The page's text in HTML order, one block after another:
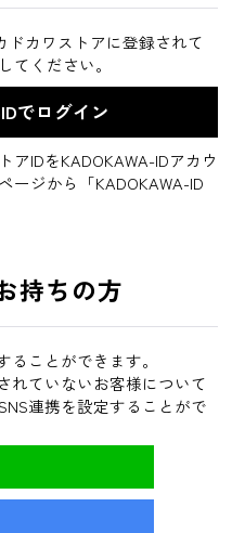
ドカワストアに登録されて
てください。
IDをKADOKAWA-IDアカウ
ージから「KADOKAWA-ID
持ちの方
ことができます。
れていないお客様について
連携を設定することがで